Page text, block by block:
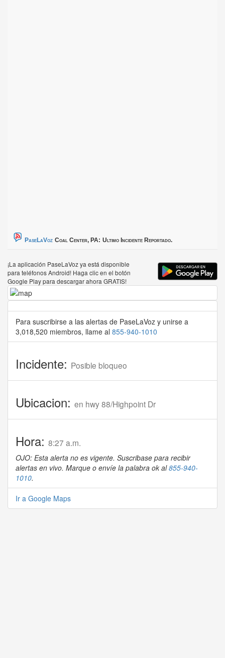
PaseLaVoz Coal Center, PA: Ultimo Incidente Reportado.
¡La aplicación PaseLaVoz ya está disponible
para teléfonos Android! Haga clic en el botón
Google Play para descargar ahora GRATIS!
Para suscribirse a las alertas de PaseLaVoz y unirse a
3,018,520 miembros, llame al 855-940-1010
Incidente: Posible bloqueo
Ubicacion: en hwy 88/Highpoint Dr
Hora: 8:27 a.m.
OJO: Esta alerta no es vigente. Suscribase para recibir
alertas en vivo. Marque o envíe la palabra ok al855-940-
1010.
Ir a Google Maps